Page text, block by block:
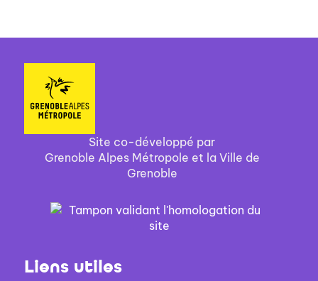
Site co-développé par
Grenoble Alpes Métropole et la Ville de
Grenoble
Liens utiles